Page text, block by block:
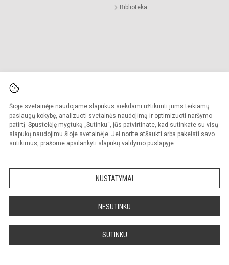
Šioje svetainėje naudojame slapukus siekdami užtikrinti jums teikiamų
paslaugų kokybę, analizuoti svetainės naudojimą ir optimizuoti naršymo
patirtį. Spustelėję mygtuką „Sutinku“, jūs patvirtinate, kad sutinkate su visų
slapukų naudojimu šioje svetainėje. Jei norite atšaukti arba pakeisti savo
sutikimus, prašome apsilankyti slapukų valdymo puslapyje.
NUSTATYMAI
NESUTINKU
SUTINKU
Biblioteka
Biudžeto vykdymo ataskaitų rinkiniai
Finansinių ataskaitų rinkiniai
Lėšos veiklai viešinti
Projektai
Viešieji pirkimai
Laisvos darbo vietos
Asmens duomenų apsauga
Konsultavimasis su visuomene
Dažniausiai užduodami klausimai
Korupcijos prevencija
Civilinė sauga
Teisinė informacija